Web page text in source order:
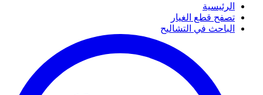
الرئيسية
تصفح قطع الغيار
الباحث في التشاليح